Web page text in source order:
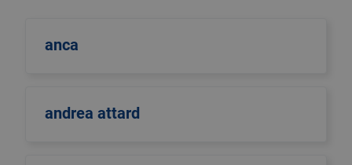
anca
andrea attard